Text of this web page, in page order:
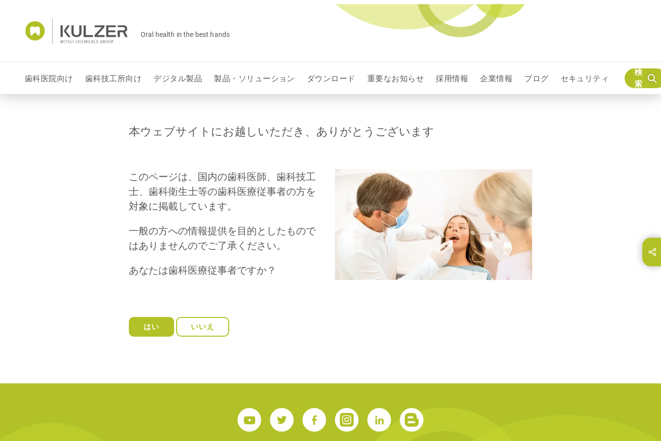
Oral health in the best hands
歯科医院向け 歯科技工所向け デジタル製品 製品・ソリューション ダウンロード 重要なお知らせ 採用情報 企業情報 ブログ セキュリティ
検
索
Share this page on...
本ウェブサイトにお越しいただき、ありがとうございます
このページは、国内の歯科医師、歯科技工
士、歯科衛生士等の歯科医療従事者の方を
対象に掲載しています。
一般の方への情報提供を目的としたもので
はありませんのでご了承ください。
あなたは歯科医療従事者ですか？